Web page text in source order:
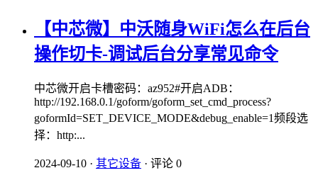
【中芯微】中沃随身WiFi怎么在后台
操作切卡-调试后台分享常见命令
中芯微开启卡槽密码：az952#开启ADB：
http://192.168.0.1/goform/goform_set_cmd_process?
goformId=SET_DEVICE_MODE&debug_enable=1频段选
择：http:...
2024-09-10 · 其它设备 · 评论 0